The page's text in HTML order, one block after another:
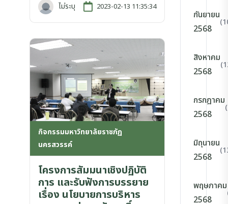
ไม่ระบุ 2023-02-13 11:35:34
กิจกรรมมหาวิทยาลัยราชภัฏ
นครสวรรค์
โครงการสัมมนาเชิงปฏิบัติ
การ และรับฟังการบรรยาย
เรื่อง นโยบายการบริหาร
กันยายน
2568
สิงหาคม
2568
กรกฎาคม
2568
มิถุนายน
2568
พฤษภาคม
2568